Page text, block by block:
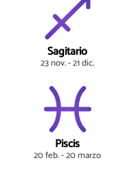
Sagitario
23 nov. - 21 dic.
Piscis
20 feb. - 20 marzo